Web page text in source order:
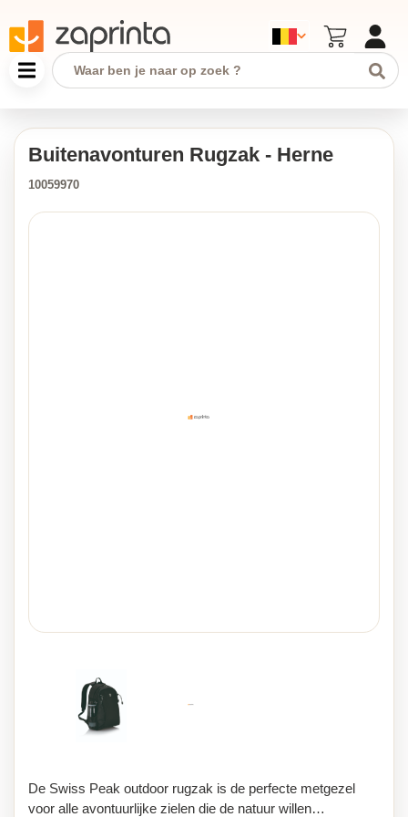
Buitenavonturen Rugzak - Herne
10059970
De Swiss Peak outdoor rugzak is de perfecte metgezel
voor alle avontuurlijke zielen die de natuur willen